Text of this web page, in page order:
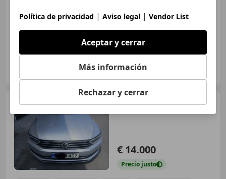
12/2012 230.000 km Diésel 103 kW (140 CV)
ES-03187 Los Montesinos
Volkswagen Passat
€ 14.000
Precio justo
Política de privacidad | Aviso legal | Vendor List
Aceptar y cerrar
Más información
Rechazar y cerrar